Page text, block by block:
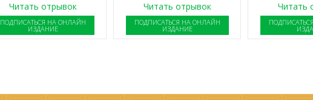
Читать отрывок
ПОДПИСАТЬСЯ НА ОНЛАЙН
ИЗДАНИЕ
Читать отрывок
ПОДПИСАТЬСЯ НА ОНЛАЙН
ИЗДАНИЕ
Читать